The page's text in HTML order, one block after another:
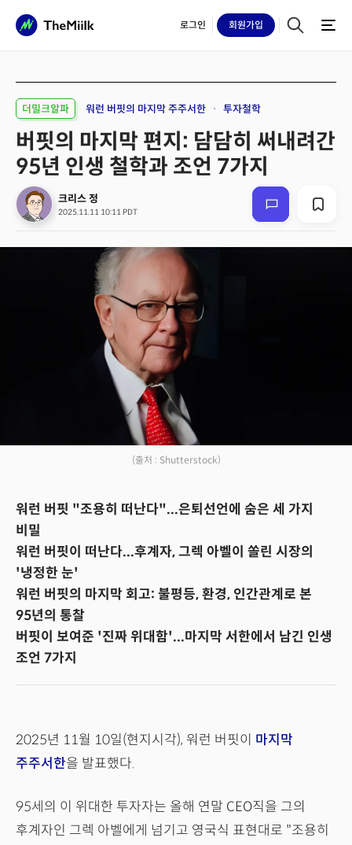
로그인 회원가입
더밀크알파 워런 버핏의 마지막 주주서한 투자철학
버핏의 마지막 편지: 담담히 써내려간
95년 인생 철학과 조언 7가지
크리스 정
2025.11.11 10:11 PDT
(출처 : Shutterstock)
워런 버핏 "조용히 떠난다"...은퇴선언에 숨은 세 가지
비밀
워런 버핏이 떠난다...후계자, 그렉 아벨이 쏠린 시장의
'냉정한 눈'
워런 버핏의 마지막 회고: 불평등, 환경, 인간관계로 본
95년의 통찰
버핏이 보여준 '진짜 위대함'...마지막 서한에서 남긴 인생
조언 7가지
2025년 11월 10일(현지시각), 워런 버핏이 마지막
주주서한을 발표했다.
95세의 이 위대한 투자자는 올해 연말 CEO직을 그의
후계자인 그렉 아벨에게 넘기고 영국식 표현대로 "조용히